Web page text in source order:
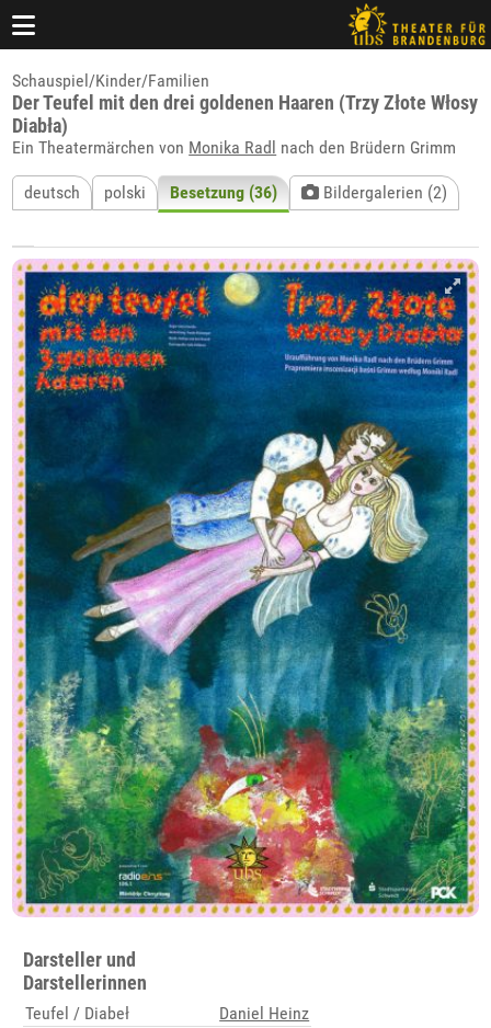
Schauspiel/Kinder/Familien
Der Teufel mit den drei goldenen Haaren (Trzy Złote Włosy
Diabła)
Ein Theatermärchen von Monika Radl nach den Brüdern Grimm
deutsch polski Besetzung (36) Bildergalerien (2)
Darsteller und
Darstellerinnen
Teufel / Diabeł
Daniel Heinz